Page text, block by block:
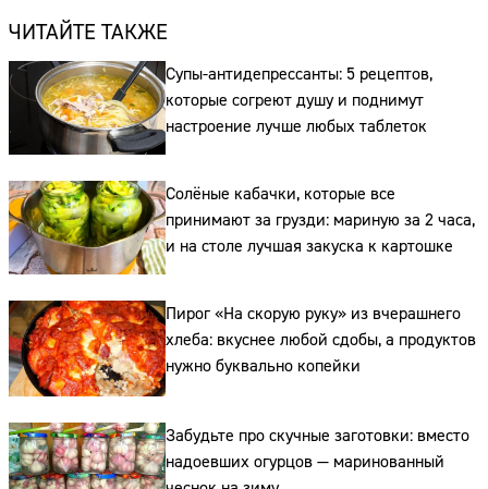
ЧИТАЙТЕ ТАКЖЕ
Супы-антидепрессанты: 5 рецептов,
которые согреют душу и поднимут
настроение лучше любых таблеток
Солёные кабачки, которые все
принимают за грузди: мариную за 2 часа,
и на столе лучшая закуска к картошке
Пирог «На скорую руку» из вчерашнего
хлеба: вкуснее любой сдобы, а продуктов
нужно буквально копейки
Забудьте про скучные заготовки: вместо
надоевших огурцов — маринованный